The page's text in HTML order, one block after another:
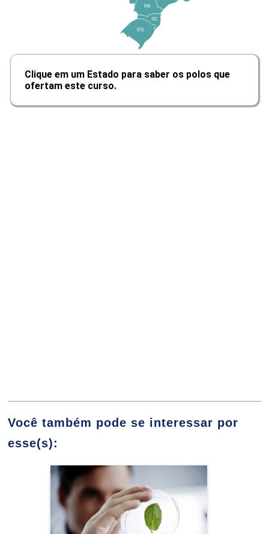
Finalidades, Duração e Organização
do Ensino Médio
Currículo: Uma Análise Histórica
PR
SC
RS
Clique em um Estado para saber os polos que
ofertam este curso.
Você também pode se interessar por
esse(s):
Ciências Biológicas
Detalhes do curso